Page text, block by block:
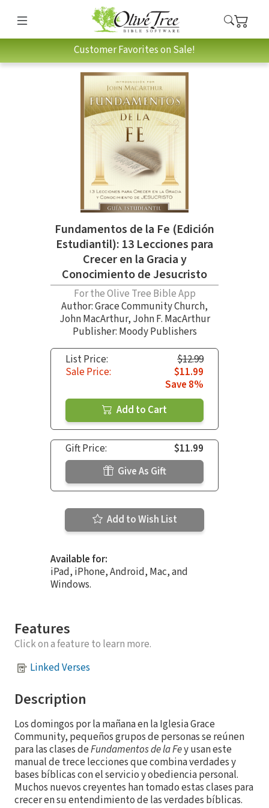
Customer Favorites on Sale!
Fundamentos de la Fe (Edición
Estudiantil): 13 Lecciones para
Crecer en la Gracia y
Conocimiento de Jesucristo
For the Olive Tree Bible App
Author:Grace Community Church,
John MacArthur, John F. MacArthur
Publisher: Moody Publishers
List Price:
$12.99
Sale Price:
$11.99
Save 8%
Add to Cart
Gift Price:
$11.99
Give As Gift
Add to Wish List
Available for:
iPad, iPhone, Android, Mac, and
Windows.
Features
Click on a feature to learn more.
Linked Verses
Description
Los domingos por la mañana en la Iglesia Grace
Community, pequeños grupos de personas se reúnen
para las clases deFundamentos de la Fey usan este
manual de trece lecciones que combina verdades y
bases bíblicas con el servicio y obediencia personal.
Muchos nuevos creyentes han tomado estas clases para
crecer en su entendimiento de las verdades bíblicas.